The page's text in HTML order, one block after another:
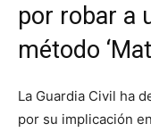
por robar a
método
La Guardia Civil ha
por su implicación